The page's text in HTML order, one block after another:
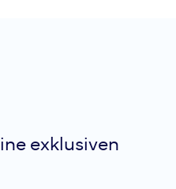
entwickelt, die
exklusiven